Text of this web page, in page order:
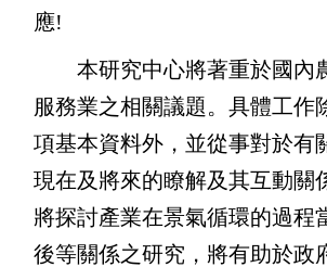
應!
本研究中心將著重於國內
服務業之相關議題。具體工作
項基本資料外，並從事對於有
現在及將來的瞭解及其互動關
將探討產業在景氣循環的過程
後等關係之研究，將有助於政